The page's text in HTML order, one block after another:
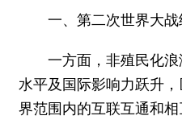
一、第二次世界大
一方面，非殖民化
水平及国际影响力跃升
界范围内的互联互通和